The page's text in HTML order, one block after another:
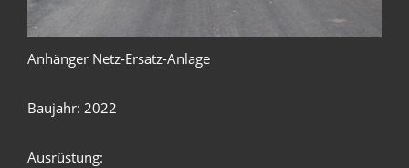
Anhänger Netz-Ersatz-Anlage
Baujahr: 2022
Ausrüstung: